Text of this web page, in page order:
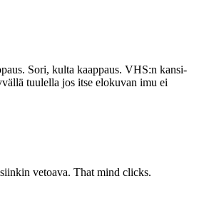
Sori, kulta kaappaus. VHS:n kansi-
tuulella jos itse elokuvan imu ei
vetoava. That mind clicks.